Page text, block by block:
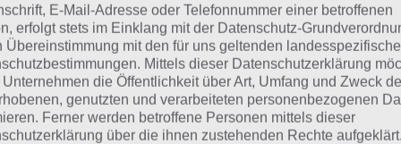
findest du bereits die Lösung zum Bild: Krabbenfang.
Spieler anders ist, können wir dir nicht das exakte
unsere Komplettlösung jedoch trotzdem zu jedem
Antworten findest!
E-Mail-Adresse oder Telefonnummer einer betroffenen
erfolgt stets im Einklang mit der Datenschutz-
Übereinstimmung mit den für uns geltenden
Mittels dieser Datenschutzerklärung
Unternehmen die Öffentlichkeit über Art, Umfang und Zweck
genutzten und verarbeiteten personenbezogenen
Ferner werden betroffene Personen mittels dieser
über die ihnen zustehenden Rechte aufgeklärt.